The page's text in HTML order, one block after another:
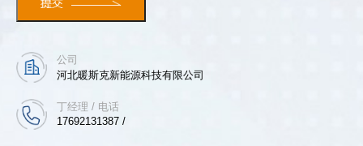
公司
河北暖斯克新能源科技有限公司
丁经理 / 电话
17692131387 /